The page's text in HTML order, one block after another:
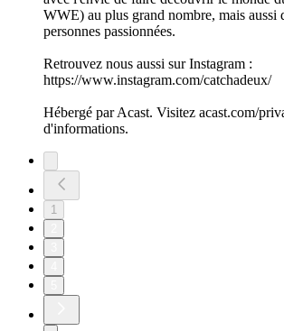
WWE) au plus grand nombre, mais aussi
personnes passionnées.
Retrouvez nous aussi sur Instagram :
https://www.instagram.com/catchadeux/
Hébergé par Acast. Visitez acast.com/
d'informations.
1